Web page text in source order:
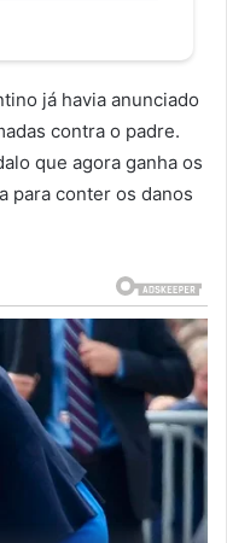
já havia anunciado
contra o padre.
que agora ganha os
para conter os danos